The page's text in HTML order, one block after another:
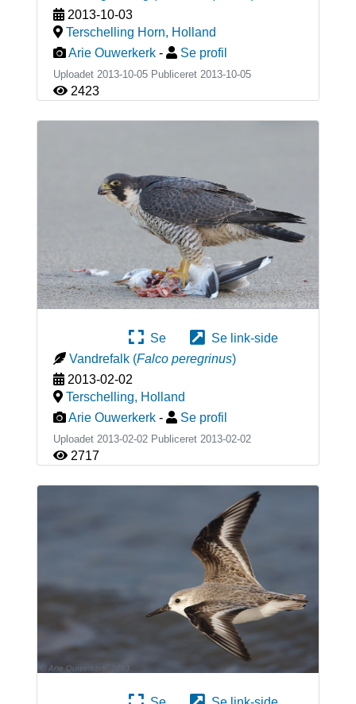
2013-10-03
Terschelling Horn, Holland
Arie Ouwerkerk - Se profil
Uploadet 2013-10-05 Publiceret 2013-10-05
2423
Se
Se link-side
Vandrefalk (Falco peregrinus)
2013-02-02
Terschelling, Holland
Arie Ouwerkerk - Se profil
Uploadet 2013-02-02 Publiceret 2013-02-02
2717